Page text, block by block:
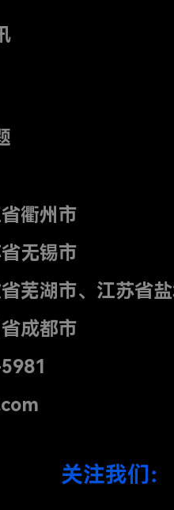
衢州市
无锡市
芜湖市、江苏省
成都市
关注我们：